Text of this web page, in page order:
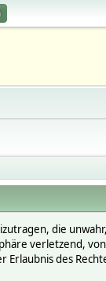
die
verletzend,
des